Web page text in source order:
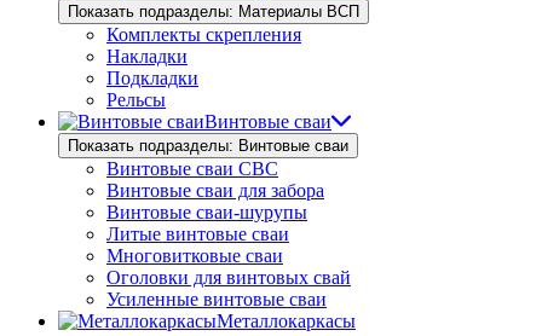
Показать подразделы: Материалы ВСП
Комплекты скрепления
Накладки
Подкладки
Рельсы
Винтовые сваи
Показать подразделы: Винтовые сваи
Винтовые сваи СВС
Винтовые сваи для забора
Винтовые сваи-шурупы
Литые винтовые сваи
Многовитковые сваи
Оголовки для винтовых свай
Усиленные винтовые сваи
Металлокаркасы